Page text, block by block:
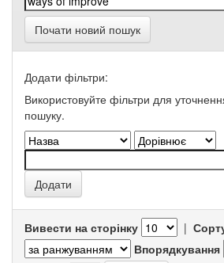
Почати новий пошук
Додати фільтри:
Використовуйте фільтри для
пошуку.
Вивести на сторінку |
Впорядкування